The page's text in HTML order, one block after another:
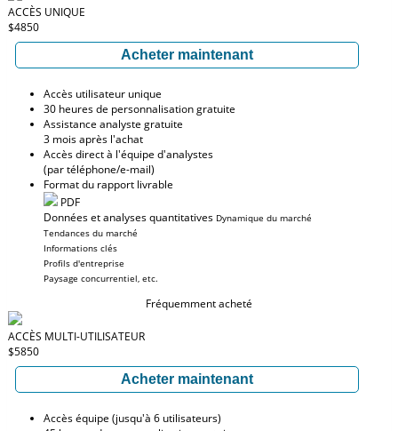
ACCÈS UNIQUE
$4850
Acheter maintenant
Accès utilisateur unique
30 heures de personnalisation gratuite
Assistance analyste gratuite
3 mois après l'achat
Accès direct à l'équipe d'analystes
(par téléphone/e-mail)
Format du rapport livrable
PDF
Données et analyses quantitatives Dynamique du marché
Tendances du marché
Informations clés
Profils d'entreprise
Paysage concurrentiel, etc.
Fréquemment acheté
ACCÈS MULTI-UTILISATEUR
$5850
Acheter maintenant
Accès équipe (jusqu'à 6 utilisateurs)